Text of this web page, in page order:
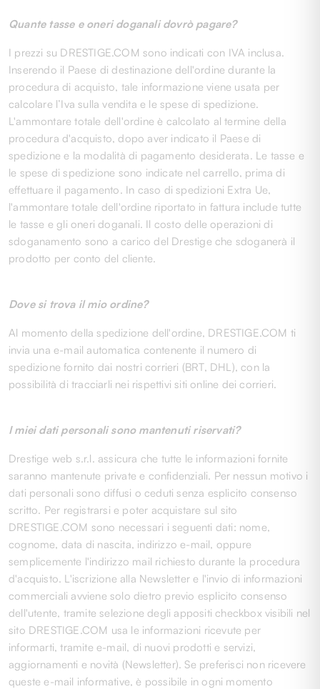
Quante tasse e oneri doganali dovrò pagare?
I prezzi su DRESTIGE.COM sono indicati con IVA inclusa.
Inserendo il Paese di destinazione dell'ordine durante la
procedura di acquisto, tale informazione viene usata per
calcolare l’Iva sulla vendita e le spese di spedizione.
L'ammontare totale dell'ordine è calcolato al termine della
procedura d'acquisto, dopo aver indicato il Paese di
spedizione e la modalità di pagamento desiderata. Le tasse e
le spese di spedizione sono indicate nel carrello, prima di
effettuare il pagamento. In caso di spedizioni Extra Ue,
l'ammontare totale dell'ordine riportato in fattura include tutte
le tasse e gli oneri doganali. Il costo delle operazioni di
sdoganamento sono a carico del Drestige che sdoganerà il
prodotto per conto del cliente.
Dove si trova il mio ordine?
Al momento della spedizione dell'ordine, DRESTIGE.COM ti
invia una e-mail automatica contenente il numero di
spedizione fornito dai nostri corrieri (BRT, DHL), con la
possibilità di tracciarli nei rispettivi siti online dei corrieri.
I miei dati personali sono mantenuti riservati?
Drestige web s.r.l. assicura che tutte le informazioni fornite
saranno mantenute private e confidenziali. Per nessun motivo i
dati personali sono diffusi o ceduti senza esplicito consenso
scritto. Per registrarsi e poter acquistare sul sito
DRESTIGE.COM sono necessari i seguenti dati: nome,
cognome, data di nascita, indirizzo e-mail, oppure
semplicemente l'indirizzo mail richiesto durante la procedura
d'acquisto. L'iscrizione alla Newsletter e l'invio di informazioni
commerciali avviene solo dietro previo esplicito consenso
dell'utente, tramite selezione degli appositi checkbox visibili nel
sito DRESTIGE.COM usa le informazioni ricevute per
informarti, tramite e-mail, di nuovi prodotti e servizi,
aggiornamenti e novità (Newsletter). Se preferisci non ricevere
queste e-mail informative, è possibile in ogni momento